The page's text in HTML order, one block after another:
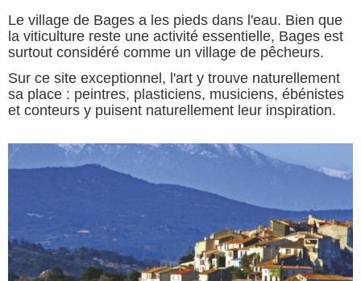
Le village de Bages a les pieds dans l'eau. Bien que
la viticulture reste une activité essentielle, Bages est
surtout considéré comme un village de pêcheurs.
Sur ce site exceptionnel, l'art y trouve naturellement
sa place : peintres, plasticiens, musiciens, ébénistes
et conteurs y puisent naturellement leur inspiration.